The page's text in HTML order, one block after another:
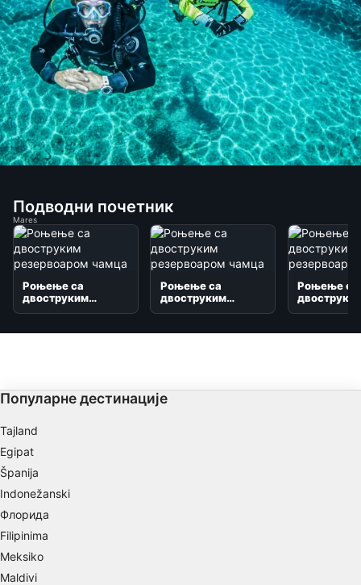
Подводни почетник
Mares
Роњење са
двоструким
Роњење са
двоструким
Роњење са
Популарне дестинације
Tajland
Egipat
Španija
Indonežanski
Флорида
Filipinima
Meksiko
Maldivi